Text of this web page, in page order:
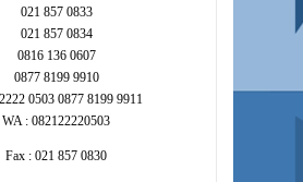
021 857 0833
021 857 0834
0816 136 0607
0877 8199 9910
0503 0877 8199 9911
WA : 082122220503
Fax : 021 857 0830